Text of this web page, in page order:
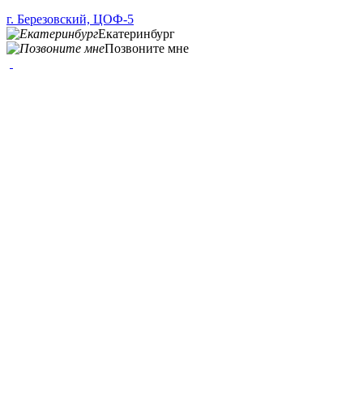
г. Березовский, ЦОФ-5
Екатеринбург
Позвоните мне